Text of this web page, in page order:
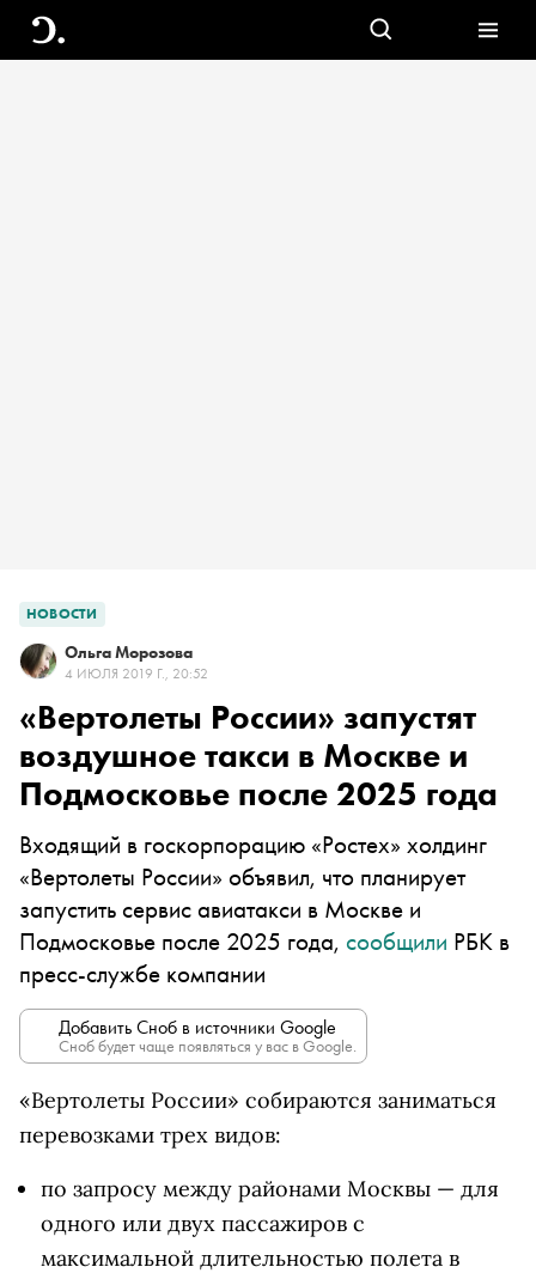
НОВОСТИ
Ольга Морозова
4 ИЮЛЯ 2019 Г., 20:52
«Вертолеты России» запустят
воздушное такси в Москве и
Подмосковье после 2025 года
Входящий в госкорпорацию «Ростех» холдинг
«Вертолеты России» объявил, что планирует
запустить сервис авиатакси в Москве и
Подмосковье после 2025 года, сообщили РБК в
пресс-службе компании
Добавить Сноб в источники Google
Сноб будет чаще появляться у вас в Google.
«Вертолеты России» собираются заниматься
перевозками трех видов:
по запросу между районами Москвы — для
одного или двух пассажиров с
максимальной длительностью полета в